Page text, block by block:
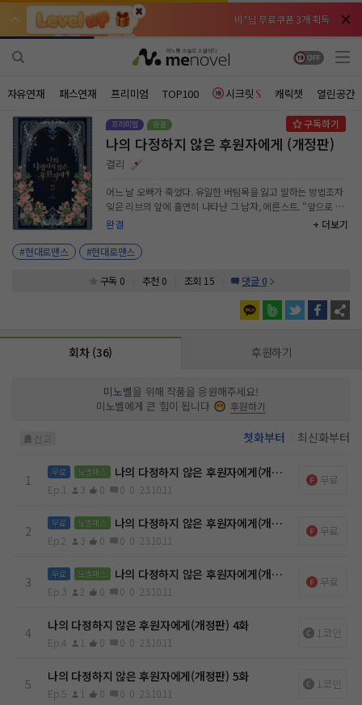
비*님 무료쿠폰 3개 획득
비*님 무료쿠폰 3개 획득
천***님 배지뽑기권 3개 획득
천***님 배지뽑기권 3개 획득
주*님 배지뽑기권 1개 획득
주*님 배지뽑기권 1개 획득
주**님 일반뽑기권 2개 획득
주**님 일반뽑기권 2개 획득
레*님 무료쿠폰 4개 획득
레*님 무료쿠폰 4개 획득
인*님 레어뽑기권 1개 획득
인*님 레어뽑기권 1개 획득
자유연재 패스연재 프리미엄 TOP100 시크릿 캐릭챗 열린공간
나의 다정하지 않은 후원자에게 (개정판)
결리
완결
어느 날 오빠가 죽었다. 유일한 버팀목을 잃고 말하는 방법조차
잊은 리브의 앞에 홀연히 나타난 그 남자, 에른스트. “앞으로 내
가 너를 돌볼 거야. 그러니 우리 집으로 가자.” 자상한 손길과 따
모든 게 리브의 것이 되었다. 단 한 가지, 진실을 제외하고는. “만
만치 않네. 그래 봐야 어차피 내게로 오게 될 텐데.” “에른스
트…….” “돌아갈 시간이야, 리브.” 어둠 속에서 붙잡은 이 손을
품은, <나의 다정하지 않은 후원자에게>. <작품 키워드> 서양
풍, 가상시대물, 동거, 소유욕/독점욕/질투, 능글남, 오만남, 능력
남, 계략남, 사이다남, 카리스마남, 직진녀, 짝사랑녀, 상처녀, 여
주중심
+ 더보기
#현대로맨스
#현대로맨스
구독 0 추천 0 조회 15 댓글 0
회차 (36) 후원하기
미노벨을 위해 작품을 응원해주세요!
미노벨에게 큰 힘이 됩니다
후원하기
신고 첫화부터 최신화부터
1
무료 노벨패스 나의 다정하지 않은 후원자에게(개정판) 1화
Ep.1 3 0 0 0 23.10.11
무료
2
무료 노벨패스 나의 다정하지 않은 후원자에게(개정판) 2화
Ep.2 3 0 0 0 23.10.11
무료
3
무료 노벨패스 나의 다정하지 않은 후원자에게(개정판) 3화
Ep.3 2 0 0 0 23.10.11
무료
4 나의 다정하지 않은 후원자에게(개정판) 4화
Ep.4 1 0 0 0 23.10.11
1코인
5 나의 다정하지 않은 후원자에게(개정판) 5화
Ep.5 1 0 0 0 23.10.11
1코인